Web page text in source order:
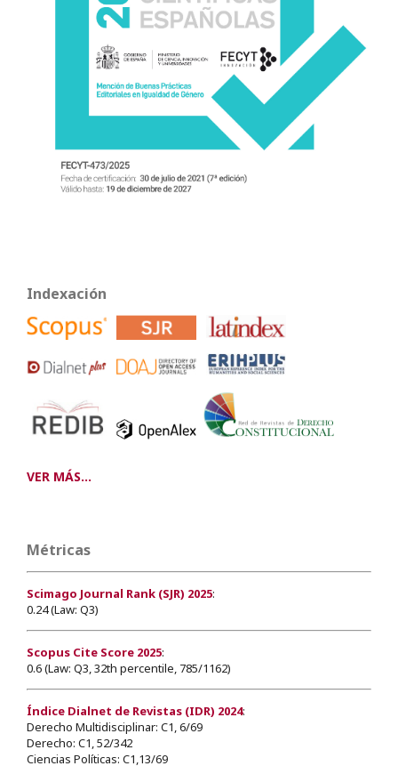
Indexación
VER MÁS...
Métricas
Scimago Journal Rank (SJR) 2025:
0.24 (Law: Q3)
Scopus Cite Score 2025:
0.6 (Law: Q3, 32th percentile, 785/1162)
Índice Dialnet de Revistas (IDR) 2024:
Derecho Multidisciplinar: C1, 6/69
Derecho: C1, 52/342
Ciencias Políticas: C1,13/69